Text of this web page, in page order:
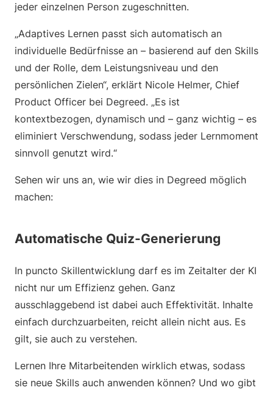
jeder einzelnen Person zugeschnitten.
„Adaptives Lernen passt sich automatisch an
individuelle Bedürfnisse an – basierend auf den Skills
und der Rolle, dem Leistungsniveau und den
persönlichen Zielen“, erklärt Nicole Helmer, Chief
Product Officer bei Degreed. „Es ist
kontextbezogen, dynamisch und – ganz wichtig – es
eliminiert Verschwendung, sodass jeder Lernmoment
sinnvoll genutzt wird.“
Sehen wir uns an, wie wir dies in Degreed möglich
machen:
Automatische Quiz-Generierung
In puncto Skillentwicklung darf es im Zeitalter der KI
nicht nur um Effizienz gehen. Ganz
ausschlaggebend ist dabei auch Effektivität. Inhalte
einfach durchzuarbeiten, reicht allein nicht aus. Es
gilt, sie auch zu verstehen.
Lernen Ihre Mitarbeitenden wirklich etwas, sodass
sie neue Skills auch anwenden können? Und wo gibt